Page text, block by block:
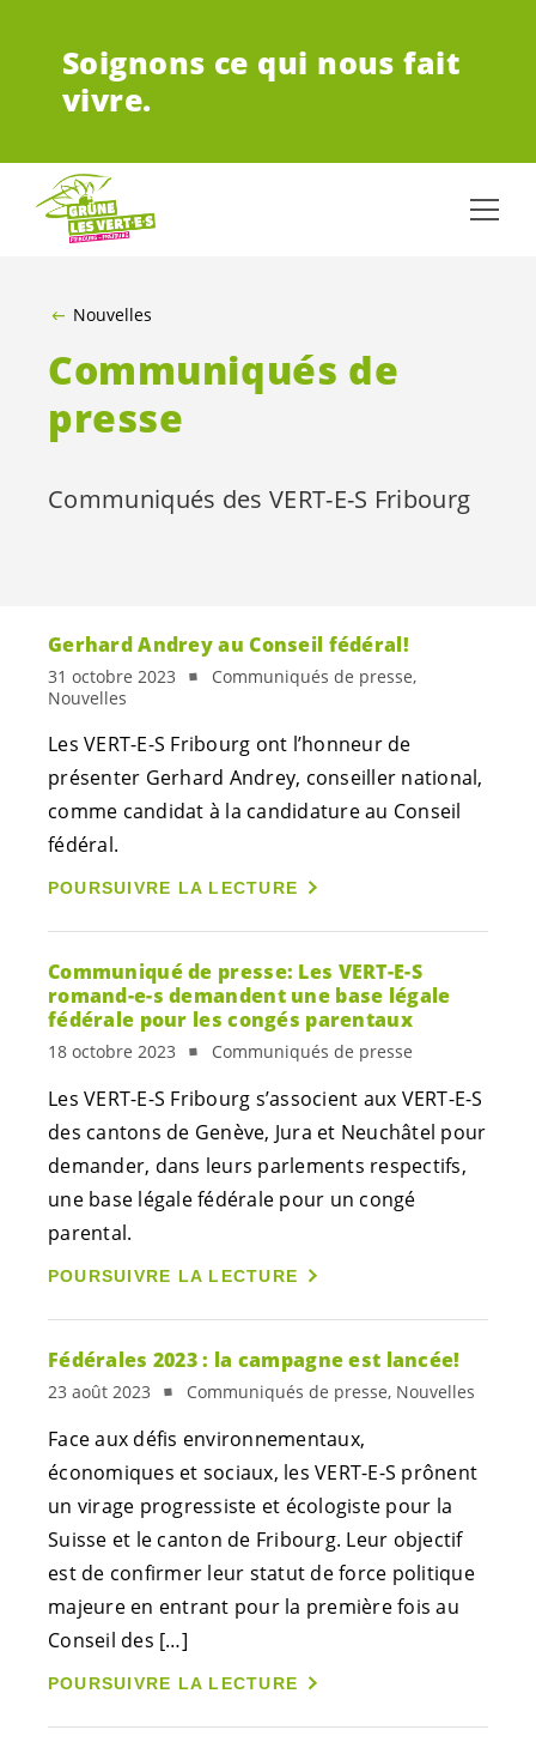
Soignons ce qui nous fait
vivre.
Nouvelles
Communiqués de
presse
Communiqués des VERT-E-S Fribourg
Gerhard Andrey au Conseil fédéral!
31 octobre 2023
Communiqués de presse,
Nouvelles
Les VERT-E-S Fribourg ont l’honneur de
présenter Gerhard Andrey, conseiller national,
comme candidat à la candidature au Conseil
fédéral.
POURSUIVRE LA LECTURE
Communiqué de presse: Les VERT-E-S
romand-e-s demandent une base légale
fédérale pour les congés parentaux
18 octobre 2023 Communiqués de presse
Les VERT-E-S Fribourg s’associent aux VERT-E-S
des cantons de Genève, Jura et Neuchâtel pour
demander, dans leurs parlements respectifs,
une base légale fédérale pour un congé
parental.
POURSUIVRE LA LECTURE
Fédérales 2023 : la campagne est lancée!
23 août 2023 Communiqués de presse, Nouvelles
Face aux défis environnementaux,
économiques et sociaux, les VERT-E-S prônent
un virage progressiste et écologiste pour la
Suisse et le canton de Fribourg. Leur objectif
est de confirmer leur statut de force politique
majeure en entrant pour la première fois au
Conseil des […]
POURSUIVRE LA LECTURE